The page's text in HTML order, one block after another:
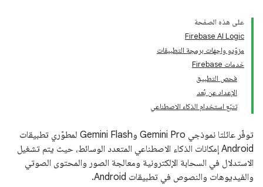
على هذه الصفحة
Firebase AI Logic
مزوّدو واجهات برمجة التطبيقات
خدمات Firebase
فحص التطبيق
الإعداد عن بُعد
تتبّع استخدام الذكاء الاصطناعي
توفّر عائلتا نموذجي Gemini Pro وGemini Flash لمطوّري تطبيقات
Android إمكانات الذكاء الاصطناعي المتعدد الوسائط، حيث يتم تشغيل
الاستدلال في السحابة الإلكترونية ومعالجة الصور والمحتوى الصوتي
والفيديوهات والنصوص في تطبيقات Android.